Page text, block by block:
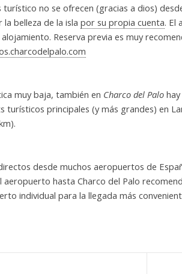
no se ofrecen (gracias a dios)
la belleza de la islapor su propia cuenta. El
Reserva previa es muy
muy baja, también en Charco del Palo
principales (y más grandes) en
desde muchos aeropuertos de
hasta Charco del Palo
individual para la llegada más